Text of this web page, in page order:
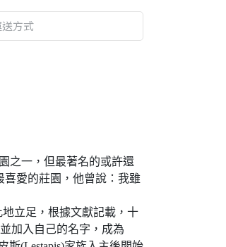
送方式
之一，但最著名的或許還
喜愛的莊園，他曾說：我雖
立足，根據文獻記載，十
加入自己的名字，成為